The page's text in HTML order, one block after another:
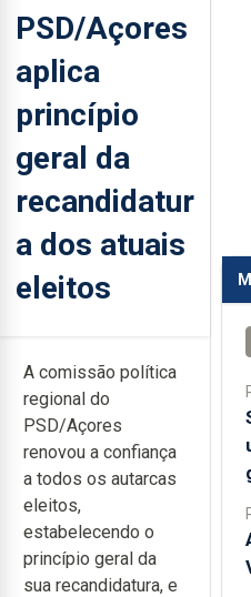
PSD/Açores
aplica
princípio
geral da
recandidatur
a dos atuais
eleitos
A comissão política
regional do
PSD/Açores
renovou a confiança
a todos os autarcas
eleitos,
estabelecendo o
princípio geral da
sua recandidatura, e